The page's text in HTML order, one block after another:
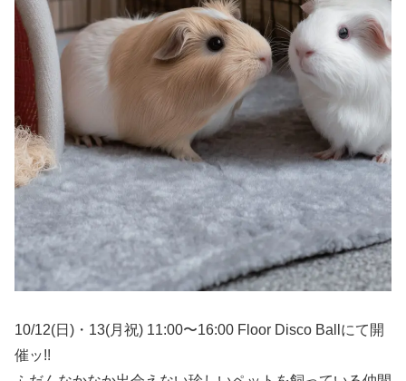
10/12(日)・13(月祝) 11:00〜16:00 Floor Disco Ballにて開
催ッ!!